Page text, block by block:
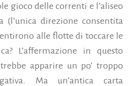
gioco delle correnti e l’aliseo
(l’unica direzione consentita
alle flotte di toccare le
L’affermazione in questo
apparire un po’ troppo
Ma un’antica carta